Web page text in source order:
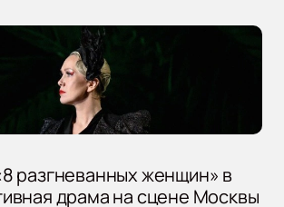
разгневанных женщин» в
драма на сцене Москвы